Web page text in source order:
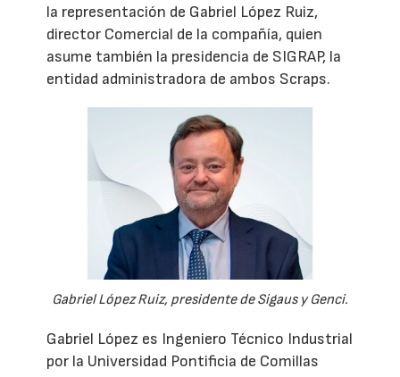
la representación de Gabriel López Ruiz,
director Comercial de la compañía, quien
asume también la presidencia de SIGRAP, la
entidad administradora de ambos Scraps.
Gabriel López Ruiz, presidente de Sigaus y Genci.
Gabriel López es Ingeniero Técnico Industrial
por la Universidad Pontificia de Comillas